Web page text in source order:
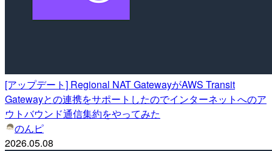
[アップデート] Regional NAT GatewayがAWS Transit
Gatewayとの連携をサポートしたのでインターネットへのア
ウトバウンド通信集約をやってみた
のんピ
2026.05.08